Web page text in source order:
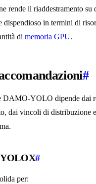
rende il riaddestramento su
dispendioso in termini di
di memoria GPU.
#
DAMO-YOLO dipende dai
dai vincoli di distribuzione
YOLOX#
per: